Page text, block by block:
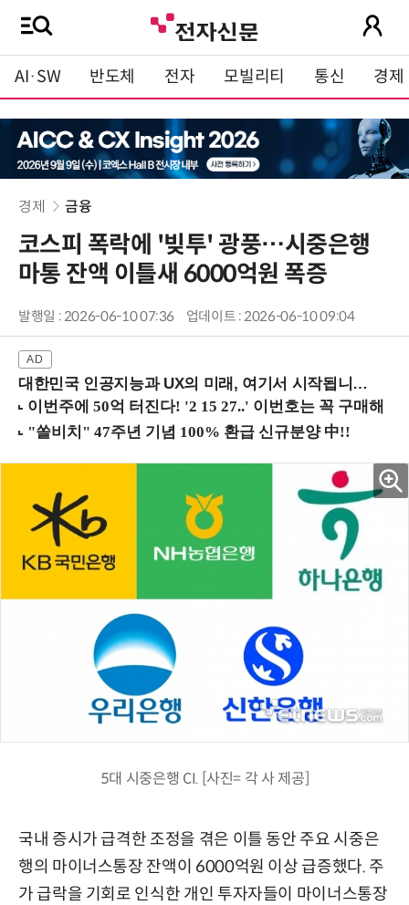
AI·SW 반도체 전자 모빌리티 통신 경제
경제 금융
코스피 폭락에 '빚투' 광풍…시중은행
마통 잔액 이틀새 6000억원 폭증
발행일 : 2026-06-10 07:36 업데이트 : 2026-06-10 09:04
대한민국 인공지능과 UX의 미래, 여기서 시작됩니다! (9/2 강남역)
5대 시중은행 CI. [사진= 각 사 제공]
국내 증시가 급격한 조정을 겪은 이틀 동안 주요 시중은
행의 마이너스통장 잔액이 6000억원 이상 급증했다. 주
가 급락을 기회로 인식한 개인 투자자들이 마이너스통장